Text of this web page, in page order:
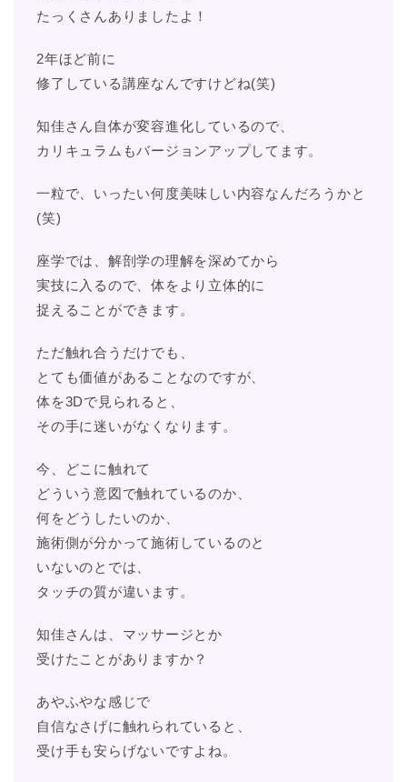
たっくさんありましたよ！
2年ほど前に
修了している講座なんですけどね(笑)
知佳さん自体が変容進化しているので、
カリキュラムもバージョンアップしてます。
一粒で、いったい何度美味しい内容なんだろうかと
(笑)
座学では、解剖学の理解を深めてから
実技に入るので、体をより立体的に
捉えることができます。
ただ触れ合うだけでも、
とても価値があることなのですが、
体を3Dで見られると、
その手に迷いがなくなります。
今、どこに触れて
どういう意図で触れているのか、
何をどうしたいのか、
施術側が分かって施術しているのと
いないのとでは、
タッチの質が違います。
知佳さんは、マッサージとか
受けたことがありますか？
あやふやな感じで
自信なさげに触れられていると、
受け手も安らげないですよね。